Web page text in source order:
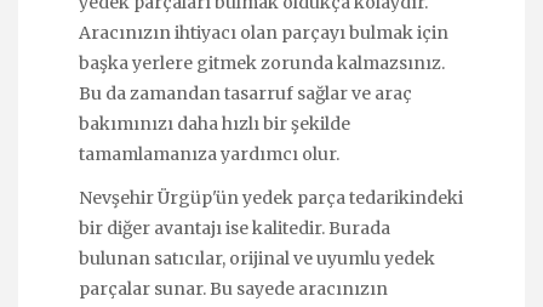
Aracınızın ihtiyacı olan parçayı bulmak için
başka yerlere gitmek zorunda kalmazsınız.
Bu da zamandan tasarruf sağlar ve araç
bakımınızı daha hızlı bir şekilde
tamamlamanıza yardımcı olur.
Nevşehir Ürgüp'ün yedek parça tedarikindeki
bir diğer avantajı ise kalitedir. Burada
bulunan satıcılar, orijinal ve uyumlu yedek
parçalar sunar. Bu sayede aracınızın